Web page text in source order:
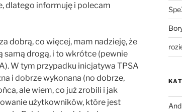
dlatego informuję i polecam
dobrą, co więcej, mam nadzieję, że
samą drogą, i to wkrótce (pewnie
W tym przypadku inicjatywa TPSA
i dobrze wykonana (no dobrze,
ale wiem, co już zrobili i jak
użytkowników, które jest